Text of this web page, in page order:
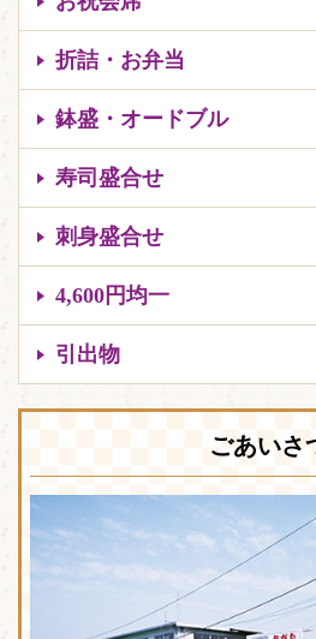
折詰・お弁当
鉢盛・オードブル
寿司盛合せ
刺身盛合せ
4,600円均一
引出物
ごあいさ